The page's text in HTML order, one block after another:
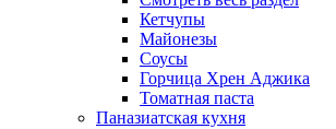
Кетчупы
Майонезы
Соусы
Горчица Хрен Аджика
Томатная паста
Паназиатская кухня